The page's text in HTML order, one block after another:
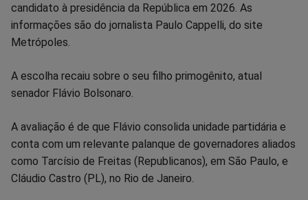
no
no
no
no
no
candidato à presidência da República em 2026. As
informações são do jornalista Paulo Cappelli, do site
Metrópoles.
A escolha recaiu sobre o seu filho primogênito, atual
senador Flávio Bolsonaro.
A avaliação é de que Flávio consolida unidade partidária e
conta com um relevante palanque de governadores aliados
como Tarcísio de Freitas (Republicanos), em São Paulo, e
Cláudio Castro (PL), no Rio de Janeiro.